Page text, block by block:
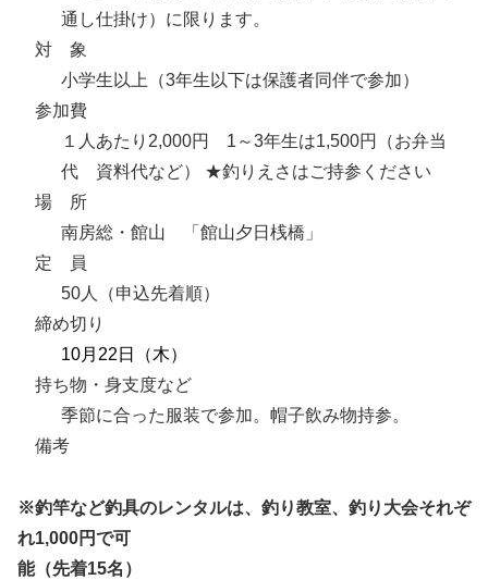
通し仕掛け）に限ります。
対 象
小学生以上（3年生以下は保護者同伴で参加）
参加費
１人あたり2,000円 1～3年生は1,500円（お弁当
代 資料代など） ★釣りえさはご持参ください
場 所
南房総・館山 「館山夕日桟橋」
定 員
50人（申込先着順）
締め切り
10月22日（木）
持ち物・身支度など
季節に合った服装で参加。帽子飲み物持参。
備考
※釣竿など釣具のレンタルは、釣り教室、釣り大会それぞ
れ1,000円で可
能（先着15名）